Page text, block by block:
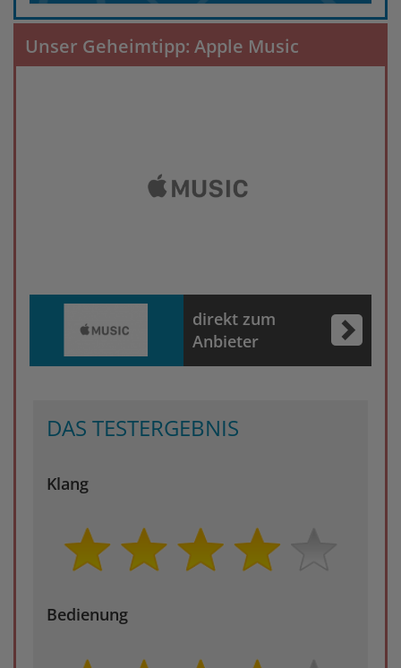
Unser Geheimtipp: Apple Music
direkt zum
Anbieter
DAS TESTERGEBNIS
Klang
Bedienung